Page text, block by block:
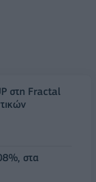
στη Fractal
στα